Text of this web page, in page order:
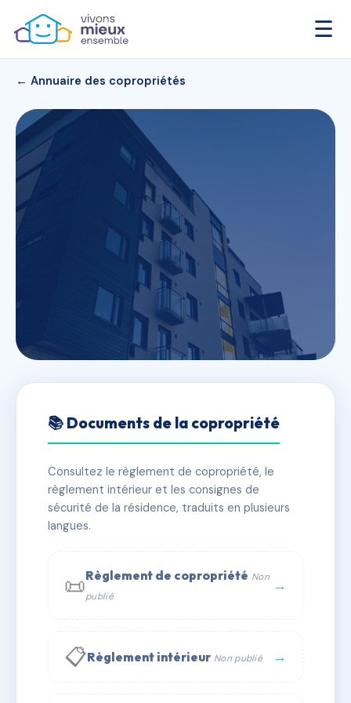
☰
← Annuaire des copropriétés
VILLA AUGUSTE
Colombes
✓ Immatriculée 🏠 41 lots 🏗 1 bâtiment(s)
✉ Email
📚 Documents de la copropriété
Consultez le règlement de copropriété, le
règlement intérieur et les consignes de
sécurité de la résidence, traduits en plusieurs
langues.
📜Règlement de copropriété Non
publié
→
📋Règlement intérieur Non publié →